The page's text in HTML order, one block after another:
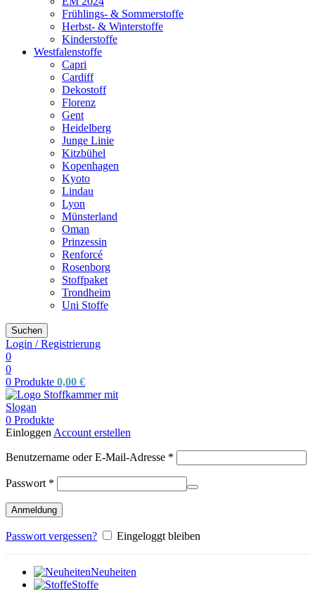
Frühlings- & Sommerstoffe
Herbst- & Winterstoffe
Kinderstoffe
Westfalenstoffe
Capri
Cardiff
Dekostoff
Florenz
Gent
Heidelberg
Junge Linie
Kitzbühel
Kopenhagen
Kyoto
Lindau
Lyon
Münsterland
Oman
Prinzessin
Renforcé
Rosenborg
Stoffpaket
Trondheim
Uni Stoffe
Suchen
Login / Registrierung
0
0
0 Produkte 0,00 €
0 Produkte
Einloggen Account erstellen
Benutzername oder E-Mail-Adresse *
Passwort *
Anmeldung
Passwort vergessen? Eingeloggt bleiben
Neuheiten
Stoffe